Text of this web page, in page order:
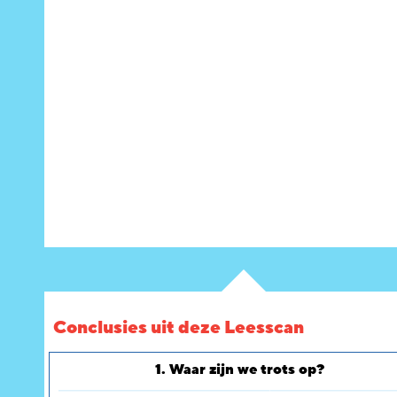
Conclusies uit deze Leesscan
1. Waar zijn we trots op?